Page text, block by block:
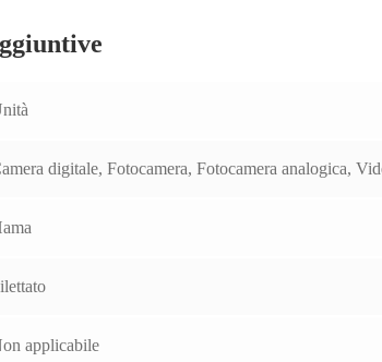
digitale, Fotocamera, Fotocamera analogica,
applicabile